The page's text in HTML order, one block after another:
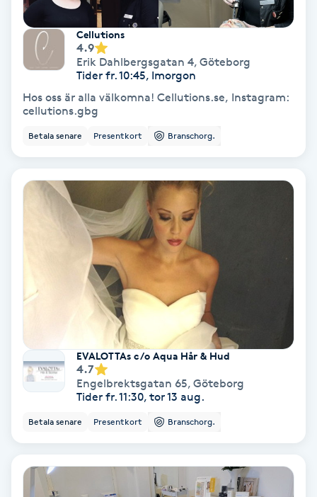
Färgning
Föning
Gel naglar
Gelenaglar
Gellack
Gellack med förstärkning
Gravidmassage
Gruppträning
Gua Sha-massage
Headspa
Cellutions
4.9
Erik Dahlbergsgatan 4, Göteborg
Tider fr. 10:45, Imorgon
Hos oss är alla välkomna! Cellutions.se, Instagram:
cellutions.gbg
Betala senare Presentkort Branschorg.
EVALOTTAs c/o Aqua Hår & Hud
4.7
Engelbrektsgatan 65, Göteborg
Tider fr. 11:30, tor 13 aug.
Betala senare Presentkort Branschorg.